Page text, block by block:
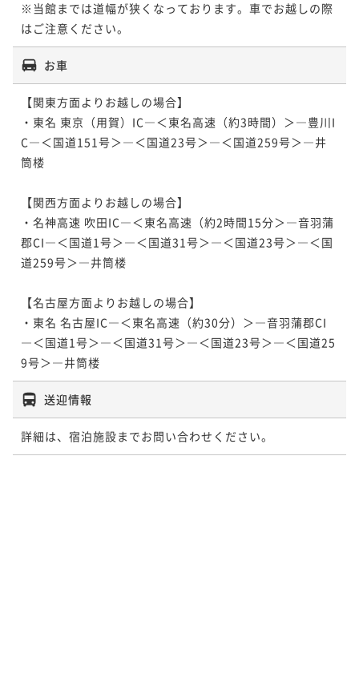
※当館までは道幅が狭くなっております。車でお越しの際
はご注意ください。
お車
【関東方面よりお越しの場合】
・東名 東京（用賀）IC―＜東名高速（約3時間）＞―豊川I
C―＜国道151号＞―＜国道23号＞―＜国道259号＞―井
筒楼
【関西方面よりお越しの場合】
・名神高速 吹田IC―＜東名高速（約2時間15分＞―音羽蒲
郡CI―＜国道1号＞―＜国道31号＞―＜国道23号＞―＜国
道259号＞―井筒楼
【名古屋方面よりお越しの場合】
・東名 名古屋IC―＜東名高速（約30分）＞―音羽蒲郡CI
―＜国道1号＞―＜国道31号＞―＜国道23号＞―＜国道25
9号＞―井筒楼
送迎情報
詳細は、宿泊施設までお問い合わせください。